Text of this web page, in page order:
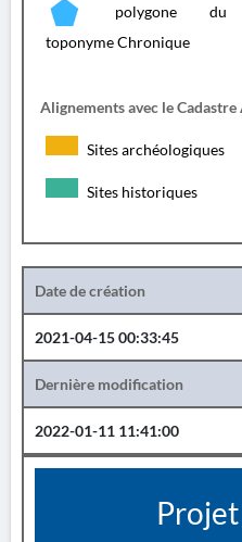
polygone du
toponyme Chronique
Alignements avec le
Sites archéologiques
Sites historiques
Date de création
2021-04-15 00:33:45
Dernière modification
2022-01-11 11:41:00